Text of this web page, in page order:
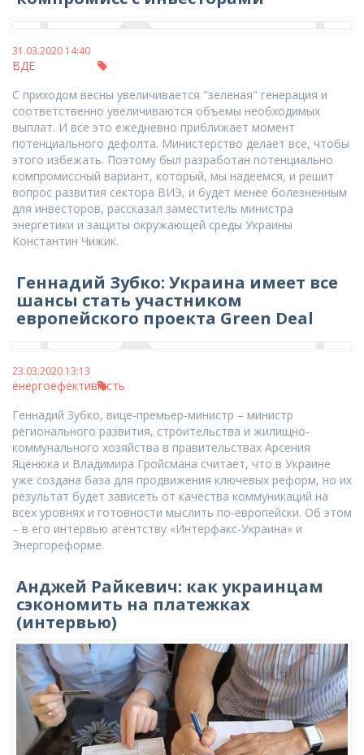
31.03.2020 14:40
ВДЕ
С приходом весны увеличивается "зеленая" генерация и
соответственно увеличиваются объемы необходимых
выплат. И все это ежедневно приближает момент
потенциального дефолта. Министерство делает все, чтобы
этого избежать. Поэтому был разработан потенциально
компромиссный вариант, который, мы надеемся, и решит
вопрос развития сектора ВИЭ, и будет менее болезненным
для инвесторов, рассказал заместитель министра
энергетики и защиты окружающей среды Украины
Константин Чижик.
Геннадий Зубко: Украина имеет все
шансы стать участником
европейского проекта Green Deal
23.03.2020 13:13
енергоефективність
Геннадий Зубко, вице-премьер-министр – министр
регионального развития, строительства и жилищно-
коммунального хозяйства в правительствах Арсения
Яценюка и Владимира Гройсмана считает, что в Украине
уже создана база для продвижения ключевых реформ, но их
результат будет зависеть от качества коммуникаций на
всех уровнях и готовности мыслить по-европейски. Об этом
– в его интервью агентству «Интерфакс-Украина» и
Энергореформе.
Анджей Райкевич: как украинцам
сэкономить на платежках
(интервью)